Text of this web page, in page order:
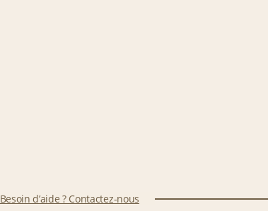
Besoin d’aide ? Contactez-nous